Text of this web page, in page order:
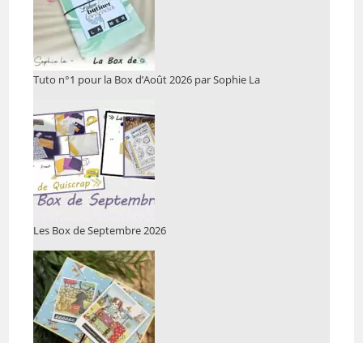
Tuto n°1 pour la Box d’Août 2026 par Sophie La
Les Box de Septembre 2026